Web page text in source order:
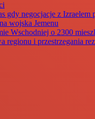
negocjacje z Izraelem
wojska Jemenu
Wschodniej o 2300
regionu i przestrzegania